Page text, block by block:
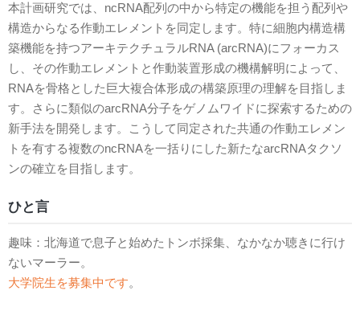
本計画研究では、ncRNA配列の中から特定の機能を担う配列や
構造からなる作動エレメントを同定します。特に細胞内構造構
築機能を持つアーキテクチュラルRNA (arcRNA)にフォーカス
し、その作動エレメントと作動装置形成の機構解明によって、
RNAを骨格とした巨大複合体形成の構築原理の理解を目指しま
す。さらに類似のarcRNA分子をゲノムワイドに探索するための
新手法を開発します。こうして同定された共通の作動エレメン
トを有する複数のncRNAを一括りにした新たなarcRNAタクソ
ンの確立を目指します。
ひと言
趣味：北海道で息子と始めたトンボ採集、なかなか聴きに行け
ないマーラー。
大学院生を募集中です。